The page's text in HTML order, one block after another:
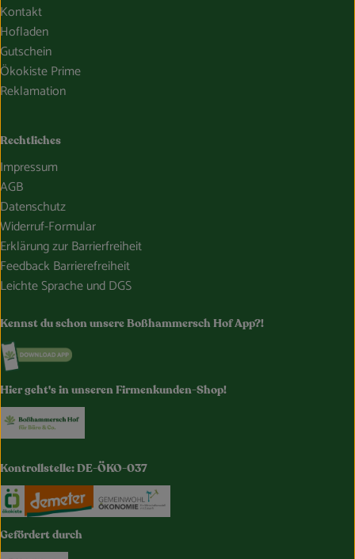
Kontakt
Hofladen
Gutschein
Ökokiste Prime
Reklamation
Rechtliches
Impressum
AGB
Datenschutz
Widerruf-Formular
Erklärung zur Barrierfreiheit
Feedback Barrierefreiheit
Leichte Sprache und DGS
Kennst du schon unsere Boßhammersch Hof App?!
Externer Link zu https://www.bosshammersch-
Hier geht's in unseren Firmenkunden-Shop!
Kontrollstelle: DE-ÖKO-037
Externer Link zu https://www.oekokiste.de/
Externer Link zu https://www.demeter.de/
Gefördert durch